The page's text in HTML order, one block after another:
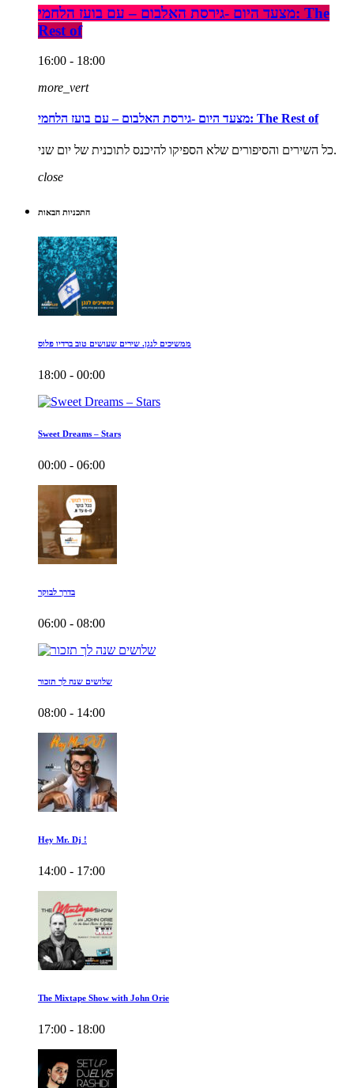
מצעד היום -גירסת האלבום – עם בועז הלחמי: The
Rest of
16:00 - 18:00
more_vert
מצעד היום -גירסת האלבום – עם בועז הלחמי: The Rest of
כל השירים והסיפורים שלא הספיקו להיכנס לתוכנית של יום שני.
close
התכניות הבאות
ממשיכים לנגן. שירים שעושים טוב ברדיו פלוס
18:00 - 00:00
Sweet Dreams – Stars
00:00 - 06:00
בדרך לבוקר
06:00 - 08:00
שלושים שנה לך תזכור
08:00 - 14:00
Hey Mr. Dj !
14:00 - 17:00
The Mixtape Show with John Orie
17:00 - 18:00